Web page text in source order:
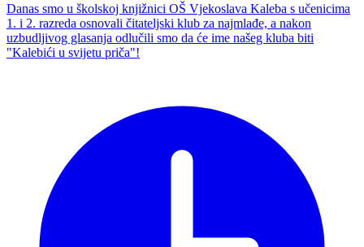
Danas smo u školskoj knjižnici OŠ Vjekoslava Kaleba s učenicima
1. i 2. razreda osnovali čitateljski klub za najmlađe, a nakon
uzbudljivog glasanja odlučili smo da će ime našeg kluba biti
"Kalebići u svijetu priča"!